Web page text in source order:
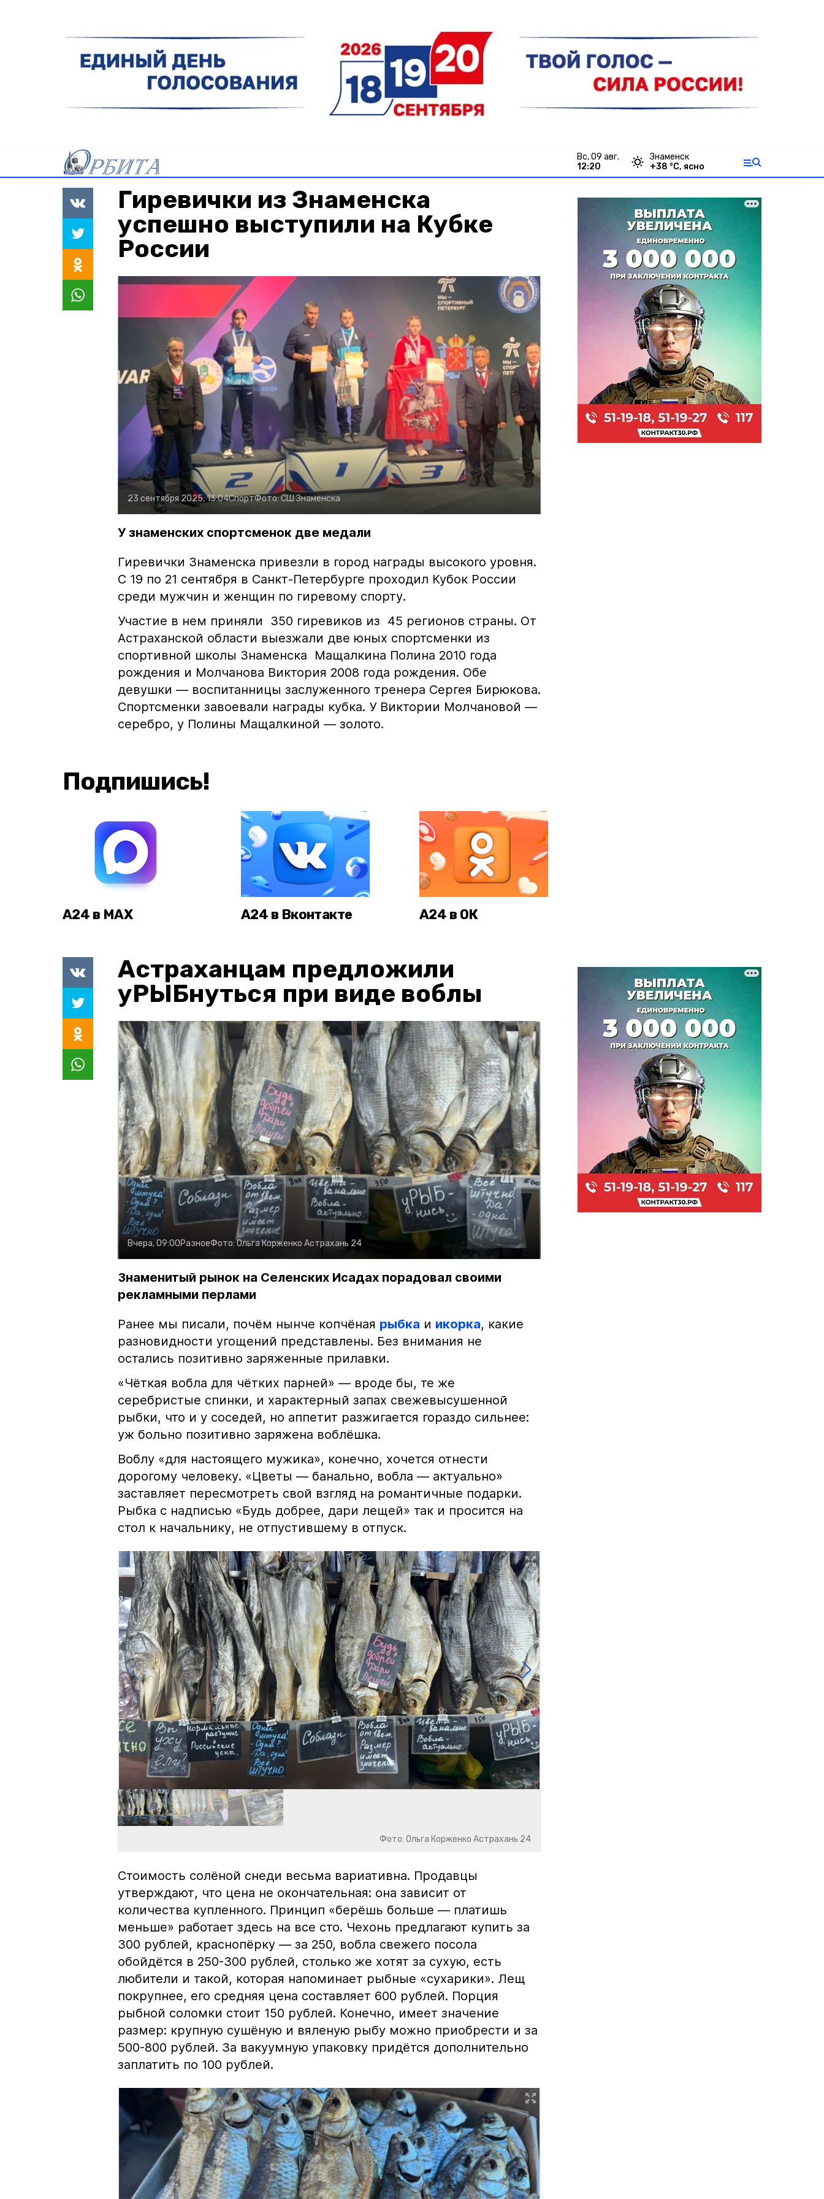
вс, 09 авг.
12:20
Знаменск
+38 °С, ясно
Гиревички из Знаменска
успешно выступили на Кубке
России
23 сентября 2025, 13:04СпортФото:СШ Знаменска
У знаменских спортсменок две медали
Гиревички Знаменска привезли в город награды высокого уровня.
С 19 по 21 сентября в Санкт-Петербурге проходил Кубок России
среди мужчин и женщин по гиревому спорту.
Участие в нем приняли 350 гиревиков из 45 регионов страны. От
Астраханской области выезжали две юных спортсменки из
спортивной школы Знаменска Мащалкина Полина 2010 года
рождения и Молчанова Виктория 2008 года рождения. Обе
девушки — воспитанницы заслуженного тренера Сергея Бирюкова.
Спортсменки завоевали награды кубка. У Виктории Молчановой —
серебро, у Полины Мащалкиной — золото.
Подпишись!
А24 в MAX А24 в Вконтакте А24 в ОК
Астраханцам предложили
уРЫБнуться при виде воблы
Вчера, 09:00РазноеФото:Ольга Корженко Астрахань 24
Знаменитый рынок на Селенских Исадах порадовал своими
рекламными перлами
Ранее мы писали, почём нынче копчёная рыбка и икорка, какие
разновидности угощений представлены. Без внимания не
остались позитивно заряженные прилавки.
«Чёткая вобла для чётких парней» — вроде бы, те же
серебристые спинки, и характерный запах свежевысушенной
рыбки, что и у соседей, но аппетит разжигается гораздо сильнее:
уж больно позитивно заряжена воблёшка.
Воблу «для настоящего мужика», конечно, хочется отнести
дорогому человеку. «Цветы — банально, вобла — актуально»
заставляет пересмотреть свой взгляд на романтичные подарки.
Рыбка с надписью «Будь добрее, дари лещей» так и просится на
стол к начальнику, не отпустившему в отпуск.
Фото: Ольга Корженко Астрахань 24
Стоимость солёной снеди весьма вариативна. Продавцы
утверждают, что цена не окончательная: она зависит от
количества купленного. Принцип «берёшь больше — платишь
меньше» работает здесь на все сто. Чехонь предлагают купить за
300 рублей, краснопёрку — за 250, вобла свежего посола
обойдётся в 250-300 рублей, столько же хотят за сухую, есть
любители и такой, которая напоминает рыбные «сухарики». Лещ
покрупнее, его средняя цена составляет 600 рублей. Порция
рыбной соломки стоит 150 рублей. Конечно, имеет значение
размер: крупную сушёную и вяленую рыбу можно приобрести и за
500-800 рублей. За вакуумную упаковку придётся дополнительно
заплатить по 100 рублей.